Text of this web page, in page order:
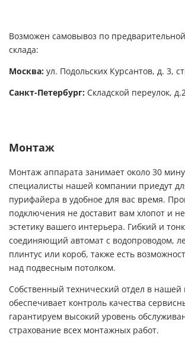
Возможен самовывоз по
склада:
Москва: ул. Подольских Курсантов, д. 3,
Санкт-Петербург: Складской переулок,
Монтаж
Монтаж аппарата занимает около 30
специалисты нашей компании приедут
пурифайера в удобное для вас время.
подключения не доставит вам хлопот и
эстетику вашего интерьера. Гибкий и
соединяющий автомат с водопроводом,
плинтус или короб, также есть
над подвесным потолком.
Собственный технический отдел в нашей
обеспечивает контроль качества
гарантируем высокий уровень
страхование всех монтажных работ.